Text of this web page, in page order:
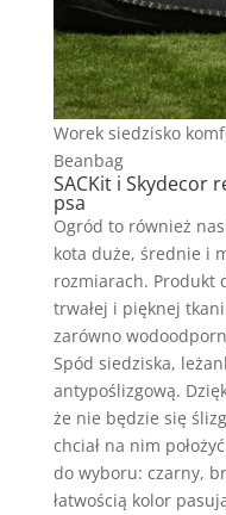
Worek siedzisko
Beanbag
SACKit i Skydecor
psa
Ogród to również
kota duże, średnie i
rozmiarach. Produkt
trwałej i pięknej
zarówno
Spód siedziska,
antypoślizgową.
że nie będzie się
chciał na nim
do wyboru: czarny,
łatwością kolor